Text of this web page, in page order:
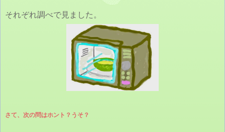
それぞれ調べで見ました。
さて、次の問はホント？うそ？